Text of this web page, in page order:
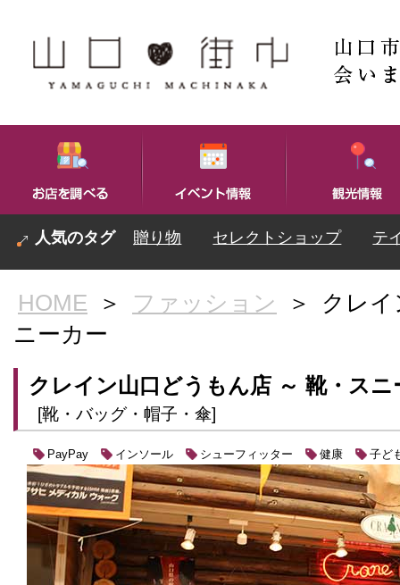
贈り物 セレクトショップ テ
HOME ＞ ファッション ＞
クレ
ニーカー
クレイン山口どうもん店 ～ 靴・スニ
[靴・バッグ・帽子・傘]
PayPay インソール シューフィッター 健康 子ど